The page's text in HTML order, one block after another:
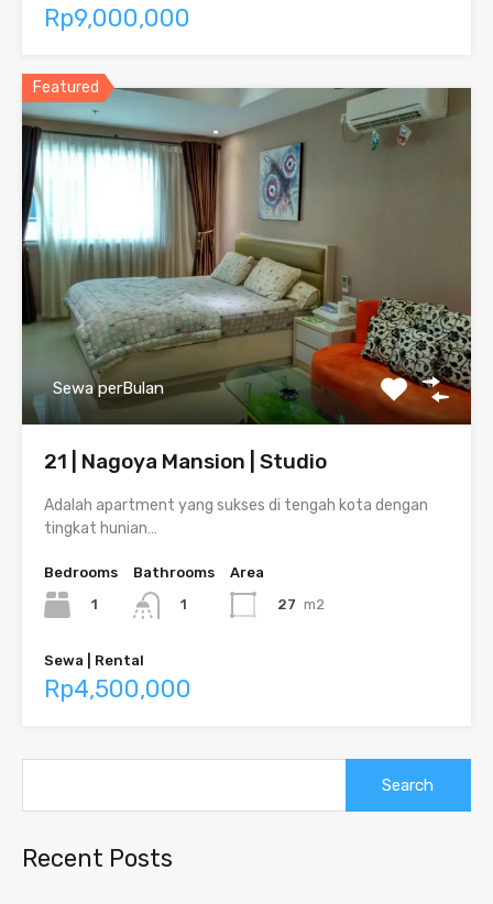
Rp9,000,000
Featured
Sewa perBulan
21 | Nagoya Mansion | Studio
Adalah apartment yang sukses di tengah kota dengan
tingkat hunian…
Bedrooms
1
Bathrooms
1
Area
27 m2
Sewa | Rental
Rp4,500,000
Recent Posts